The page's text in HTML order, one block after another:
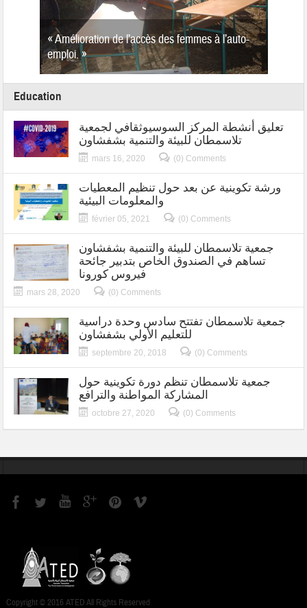
Projet Améliorer les conditions de vie des
populations rurale de bassin versant de Oued
Laou a travers la renforcement de secteur
d’olivier
Education
تعليق أنشطة المركز السوسيوثقافي لجمعية
تلاسمطان للبيئة والتنمية بشفشاون
mars 16, 2020 (0) Comments
ورشة تكوينية عن بعد حول تنظيم المعطيات
والمعلومات البيئية
février 05, 2021 (0) Comments
جمعية تلاسمطان للبيئة والتنمية بشفشاون
تساهم في الصندوق الخاص بتدبير جائحة
فيروس كورونا
mars 28, 2020 (0) Comments
جمعية تلاسمطان تفتتح سادس وحدة دراسية
للتعليم الأولي بشفشاون
septembre 20, 2018 (0) Comments
جمعية تلاسمطان تنظم دورة تكوينية حول
المشاركة المواطنة والترافع
octobre 27, 2020 (0) Comments
Copyright © 2016 ATED All Rights Reserved